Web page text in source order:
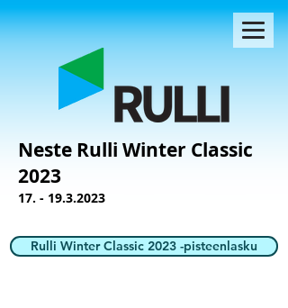
Neste Rulli Winter Classic
2023
17. - 19.3.2023
Rulli Winter Classic 2023 -pisteenlasku